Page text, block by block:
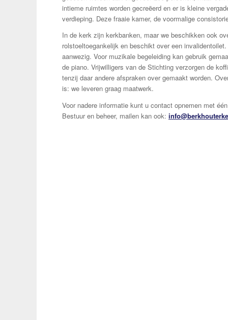
intieme ruimtes worden gecreëerd en er is kleine
verdieping. Deze fraaie kamer, de voormalige
In de kerk zijn kerkbanken, maar we beschikken ook
rolstoeltoegankelijk en beschikt over een
aanwezig. Voor muzikale begeleiding kan gebruik
de piano. Vrijwilligers van de Stichting verzorgen de
tenzij daar andere afspraken over gemaakt worden.
is: we leveren graag maatwerk.
Voor nadere informatie kunt u contact opnemen met
Bestuur en beheer, mailen kan ook: